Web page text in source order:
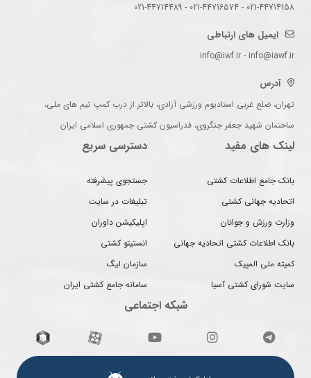
021-44714158 - 021-44716574 - 021-44714489
ایمیل های ارتباطی
info@iwf.ir - info@iawf.ir
آدرس
تهران، ضلع غربی استادیوم ورزشی آزادی، بالاتر از درب کمپ تیم های ملی،
ساختمان شهید جعفر جنگروی، فدراسیون کشتی جمهوری اسلامی ایران
لینک های مفید
بانک جامع اطلاعات کشتی
اتحادیه جهانی کشتی
وزارت ورزش و جوانان
بانک اطلاعات کشتی اتحادیه جهانی
کمیته ملی المپیک
سایت شورای کشتی آسیا
دسترسی سریع
جستجوی پیشرفته
تبلیغات در سایت
اپلیکیشن داوران
انستیتو کشتی
سازمان لیگ
سامانه جامع کشتی ایران
شبکه اجتماعی